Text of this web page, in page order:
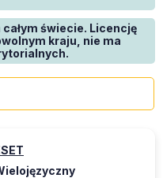
świecie. Licencję
kraju, nie ma